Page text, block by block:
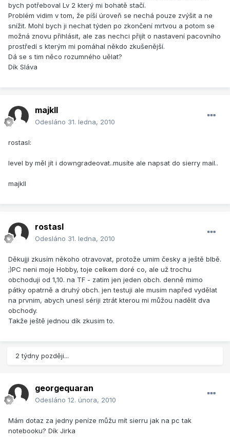
bych potřeboval Lv 2 který mi bohatě stačí.
Problém vidim v tom, že píší úroveň se nechá pouze zvýšit a ne
snížit. Mohl bych ji nechat týden po zkončení mrtvou a potom se
možná znovu přihlásit, ale zas nechci přijít o nastavení pacovního
prostředí s kterým mi pomáhal někdo zkušenější.
Dá se s tim něco rozumného uělat?
Dík Sláva
majkll
Odesláno 31. ledna, 2010
rostasl:
level by měl jít i downgradeovat..musíte ale napsat do sierry mail..
majkll
rostasl
Odesláno 31. ledna, 2010
Děkujji zkusím někoho otravovat, protože umim česky a ještě blbě.
;)PC neni moje Hobby, toje celkem doré co, ale už trochu
obchoduji od 1,10. na TF - zatim jen jeden obch. denně mimo
pátky opatrně a druhý obch. jen testuji ale musim napřed vydělat
na prvnim, abych unesl sériji ztrát kterou mi můžou nadělit dva
obchody.
Takže ještě jednou dík zkusim to.
2 týdny později...
georgequaran
Odesláno 12. února, 2010
Mám dotaz za jedny peníze můžu mít sierru jak na pc tak
notebooku? Dík Jirka